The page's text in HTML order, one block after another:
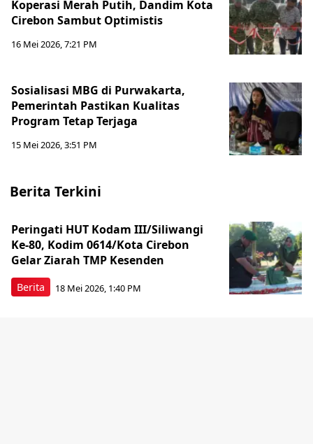
Koperasi Merah Putih, Dandim Kota
Cirebon Sambut Optimistis
16 Mei 2026, 7:21 PM
Sosialisasi MBG di Purwakarta,
Pemerintah Pastikan Kualitas
Program Tetap Terjaga
15 Mei 2026, 3:51 PM
Berita Terkini
Berita
Peringati HUT Kodam III/Siliwangi
Ke-80, Kodim 0614/Kota Cirebon
Gelar Ziarah TMP Kesenden
18 Mei 2026, 1:40 PM